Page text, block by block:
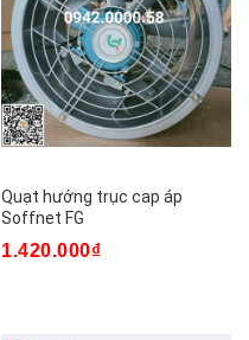
Quạt hướng trục cap áp
Soffnet FG
1.420.000₫